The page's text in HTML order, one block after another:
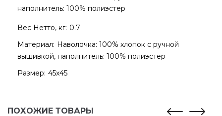
наполнитель: 100% полиэстер
Вес Нетто, кг: 0.7
Материал: Наволочка: 100% хлопок с ручной
вышивкой, наполнитель: 100% полиэстер
Размер: 45х45
ПОХОЖИЕ ТОВАРЫ